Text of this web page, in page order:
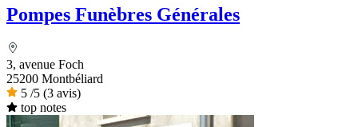
Pompes Funèbres Générales
3, avenue Foch
25200 Montbéliard
5 /5 (3 avis)
top notes